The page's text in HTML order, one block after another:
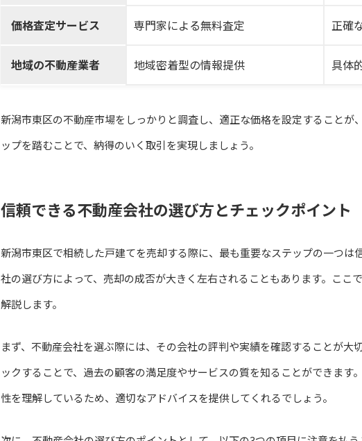
価格査定サービス 専門家による無料査定 正確
地域の不動産業者 地域密着型の情報提供 具体
新潟市東区の不動産市場をしっかりと調査し、適正な価格を設定することが
ップを踏むことで、納得のいく取引を実現しましょう。
信頼できる不動産会社の選び方とチェックポイント
新潟市東区で相続した戸建てを売却する際に、最も重要なステップの一つ
社の選び方によって、売却の成否が大きく左右されることもあります。ここ
解説します。
まず、不動産会社を選ぶ際には、その会社の評判や実績を確認することが大
ックすることで、過去の顧客の満足度やサービスの質を知ることができます
性を理解しているため、適切なアドバイスを提供してくれるでしょう。